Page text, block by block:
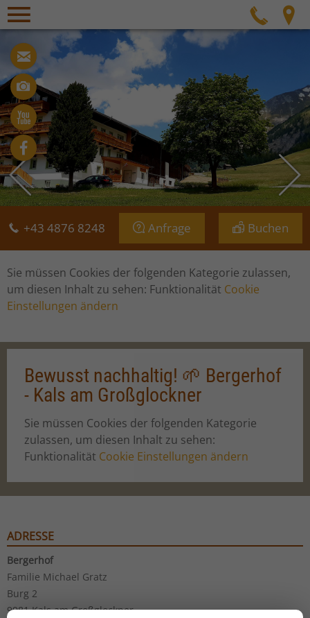
Menü
info@bergerhof.co.at
Bilder
Videos
Facebook
+43 4876 8248 Anfrage Buchen
Sie müssen Cookies der folgenden Kategorie zulassen,
um diesen Inhalt zu sehen: Funktionalität Cookie
Einstellungen ändern
Bewusst nachhaltig! 🌱 Bergerhof
- Kals am Großglockner
Sie müssen Cookies der folgenden Kategorie
zulassen, um diesen Inhalt zu sehen:
Funktionalität Cookie Einstellungen ändern
ADRESSE
Bergerhof
Familie Michael Gratz
Burg 2
9981 Kals am Großglockner